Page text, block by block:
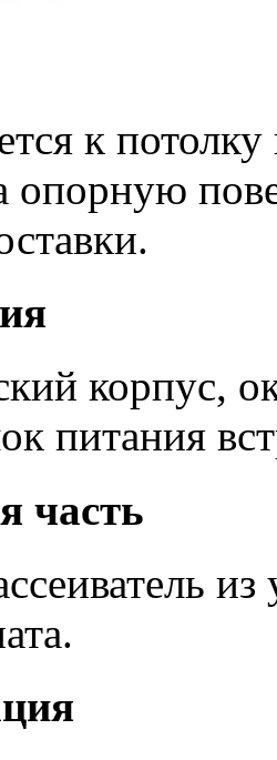
к
опорную
корпус,
питания
часть
из